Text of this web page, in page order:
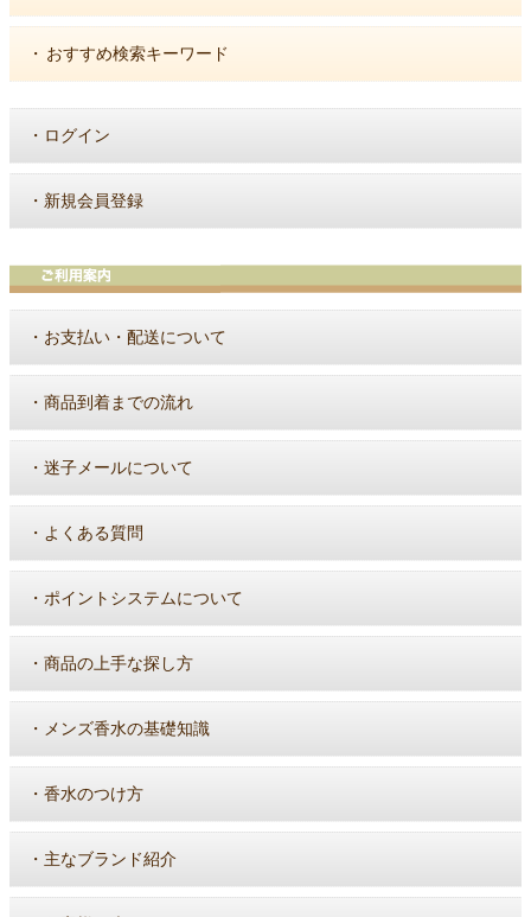
・ おすすめ検索キーワード
・ ログイン
・ 新規会員登録
・ お支払い・配送について
・ 商品到着までの流れ
・ 迷子メールについて
・ よくある質問
・ ポイントシステムについて
・ 商品の上手な探し方
・ メンズ香水の基礎知識
・ 香水のつけ方
・ 主なブランド紹介